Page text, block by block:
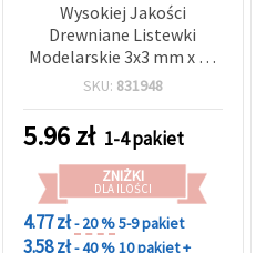
Wysokiej Jakości
Drewniane Listewki
Modelarskie 3x3 mm x 30
cm – Zestaw 16 Gładkich,
SKU: 831948
5.96zł 1-4 pakiet
ZNIŻKI
DLA ILOŚCI
4.77 zł- 20 %5-9 pakiet
3.58 zł- 40 %10 pakiet +